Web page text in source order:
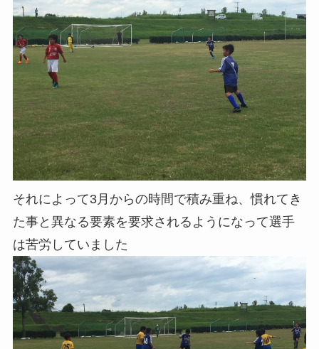
それによって3月からの時間で積み重ね、慣れてき
た事と異なる要素を要求されるようになって選手
は苦労していました